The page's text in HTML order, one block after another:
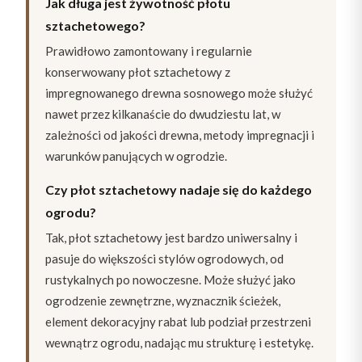
Jak długa jest żywotność płotu
sztachetowego?
Prawidłowo zamontowany i regularnie
konserwowany płot sztachetowy z
impregnowanego drewna sosnowego może służyć
nawet przez kilkanaście do dwudziestu lat, w
zależności od jakości drewna, metody impregnacji i
warunków panujących w ogrodzie.
Czy płot sztachetowy nadaje się do każdego
ogrodu?
Tak, płot sztachetowy jest bardzo uniwersalny i
pasuje do większości stylów ogrodowych, od
rustykalnych po nowoczesne. Może służyć jako
ogrodzenie zewnętrzne, wyznacznik ścieżek,
element dekoracyjny rabat lub podział przestrzeni
wewnątrz ogrodu, nadając mu strukturę i estetykę.